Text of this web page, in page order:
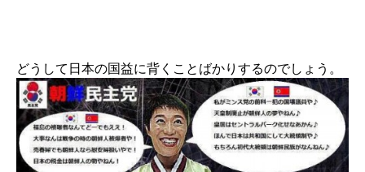
どうして日本の国益に背くことばかりするのでしょう。